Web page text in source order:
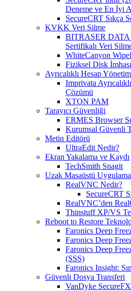
Deneme ve En İyi
SecureCRT Sıkça
KVKK Veri Silme
BITRASER DATA
Sertifikalı Veri Silme
WhiteCanyon
Fiziksel Disk
Ayrıcalıklı Hesap
Imprivata
Çözümü
XTON PAM
Tarayıcı Güvenliği
ERMES Browser
Kurumsal Güvenli
Metin Editörü
UltraEdit Nedir?
Ekran Yakalama ve Kaydı
TechSmith Snagit
Uzak Masaüstü
RealVNC Nedir?
SecureCRT
RealVNC’den
Thinstuff XP/VS
Reboot to Restore
Faronics Deep
Faronics Deep
Faronics Deep
(SSS)
Faronics Insight:
Güvenli Dosya Transferi
VanDyke